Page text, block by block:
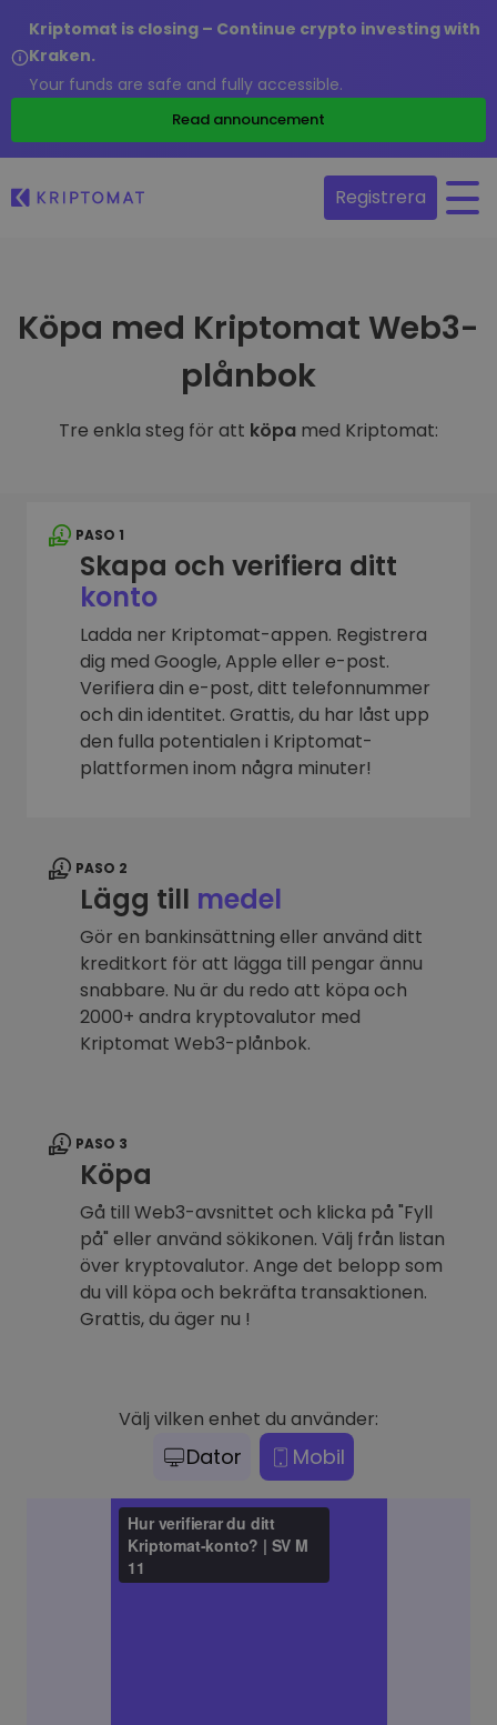
Kriptomat is closing – Continue crypto investing with
Kraken.
Your funds are safe and fully accessible.
Read announcement
Registrera
Köpa med Kriptomat Web3-
plånbok
Tre enkla steg för att köpa med Kriptomat:
PASO 1
Skapa och verifiera ditt
konto
Ladda ner Kriptomat-appen. Registrera
dig med Google, Apple eller e-post.
Verifiera din e-post, ditt telefonnummer
och din identitet. Grattis, du har låst upp
den fulla potentialen i Kriptomat-
plattformen inom några minuter!
PASO 2
Lägg till medel
Gör en bankinsättning eller använd ditt
kreditkort för att lägga till pengar ännu
snabbare. Nu är du redo att köpa och
2000+ andra kryptovalutor med
Kriptomat Web3-plånbok.
PASO 3
Köpa
Gå till Web3-avsnittet och klicka på "Fyll
på" eller använd sökikonen. Välj från listan
över kryptovalutor. Ange det belopp som
du vill köpa och bekräfta transaktionen.
Grattis, du äger nu !
Välj vilken enhet du använder:
Dator Mobil